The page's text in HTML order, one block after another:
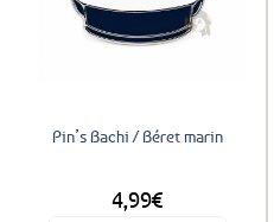
Ajouter
aux
Pin’s Bachi / Béret marin
4,99€